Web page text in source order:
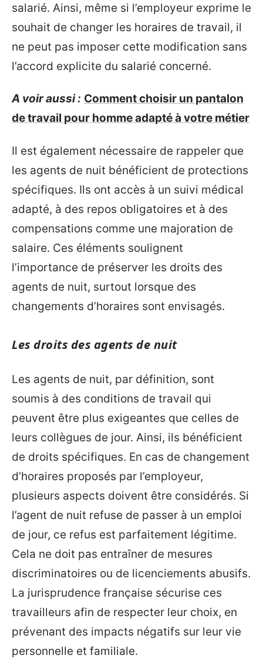
salarié. Ainsi, même si l’employeur exprime le
souhait de changer les horaires de travail, il
ne peut pas imposer cette modification sans
l’accord explicite du salarié concerné.
A voir aussi : Comment choisir un pantalon
de travail pour homme adapté à votre métier
Il est également nécessaire de rappeler que
les agents de nuit bénéficient de protections
spécifiques. Ils ont accès à un suivi médical
adapté, à des repos obligatoires et à des
compensations comme une majoration de
salaire. Ces éléments soulignent
l’importance de préserver les droits des
agents de nuit, surtout lorsque des
changements d’horaires sont envisagés.
Les droits des agents de nuit
Les agents de nuit, par définition, sont
soumis à des conditions de travail qui
peuvent être plus exigeantes que celles de
leurs collègues de jour. Ainsi, ils bénéficient
de droits spécifiques. En cas de changement
d’horaires proposés par l’employeur,
plusieurs aspects doivent être considérés. Si
l’agent de nuit refuse de passer à un emploi
de jour, ce refus est parfaitement légitime.
Cela ne doit pas entraîner de mesures
discriminatoires ou de licenciements abusifs.
La jurisprudence française sécurise ces
travailleurs afin de respecter leur choix, en
prévenant des impacts négatifs sur leur vie
personnelle et familiale.